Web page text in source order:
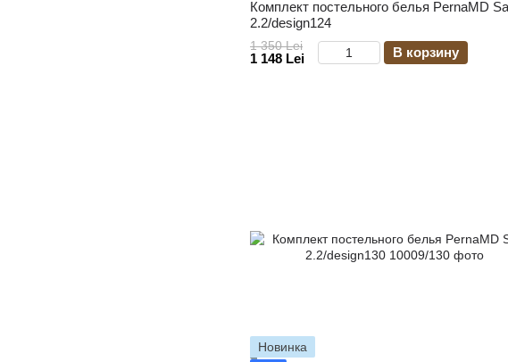
Комплект постельного белья PernaMD
2.2/design124
1 350 Lei
1 148 Lei В корзину
Новинка